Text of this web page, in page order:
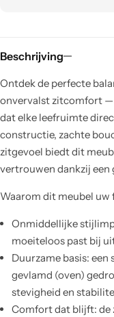
Beschrijving
Ontdek de perfecte
onvervalst zitcomfort —
dat elke leefruimte
constructie, zachte
zitgevoel biedt dit
vertrouwen dankzij een
Waarom dit meubel
Onmiddellijke
moeiteloos past bij
Duurzame basis:
gevlamd (oven)
stevigheid en
Comfort dat blijft: de